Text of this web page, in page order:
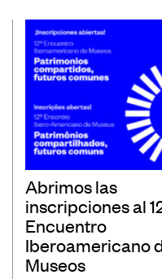
Plataforma de
Póngase en
Suscríbase a
noticias
Abrimos las
inscripciones al
Encuentro
Iberoamericano
Museos